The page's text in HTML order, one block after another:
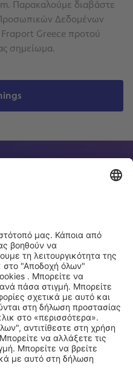
. Παρακαλούμε διαβάστε
Δεδομένων
Greece προτού
σημείωμα.